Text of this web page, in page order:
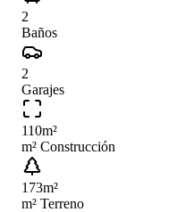
2
Baños
2
Garajes
110m²
m² Construcción
173m²
m² Terreno